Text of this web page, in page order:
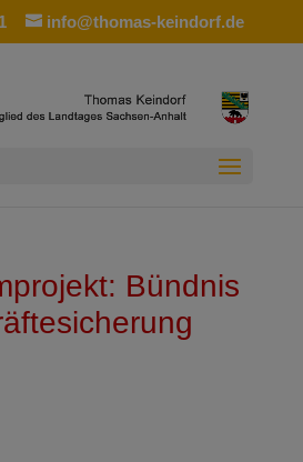
info@thomas-keindorf.de
Bündnis